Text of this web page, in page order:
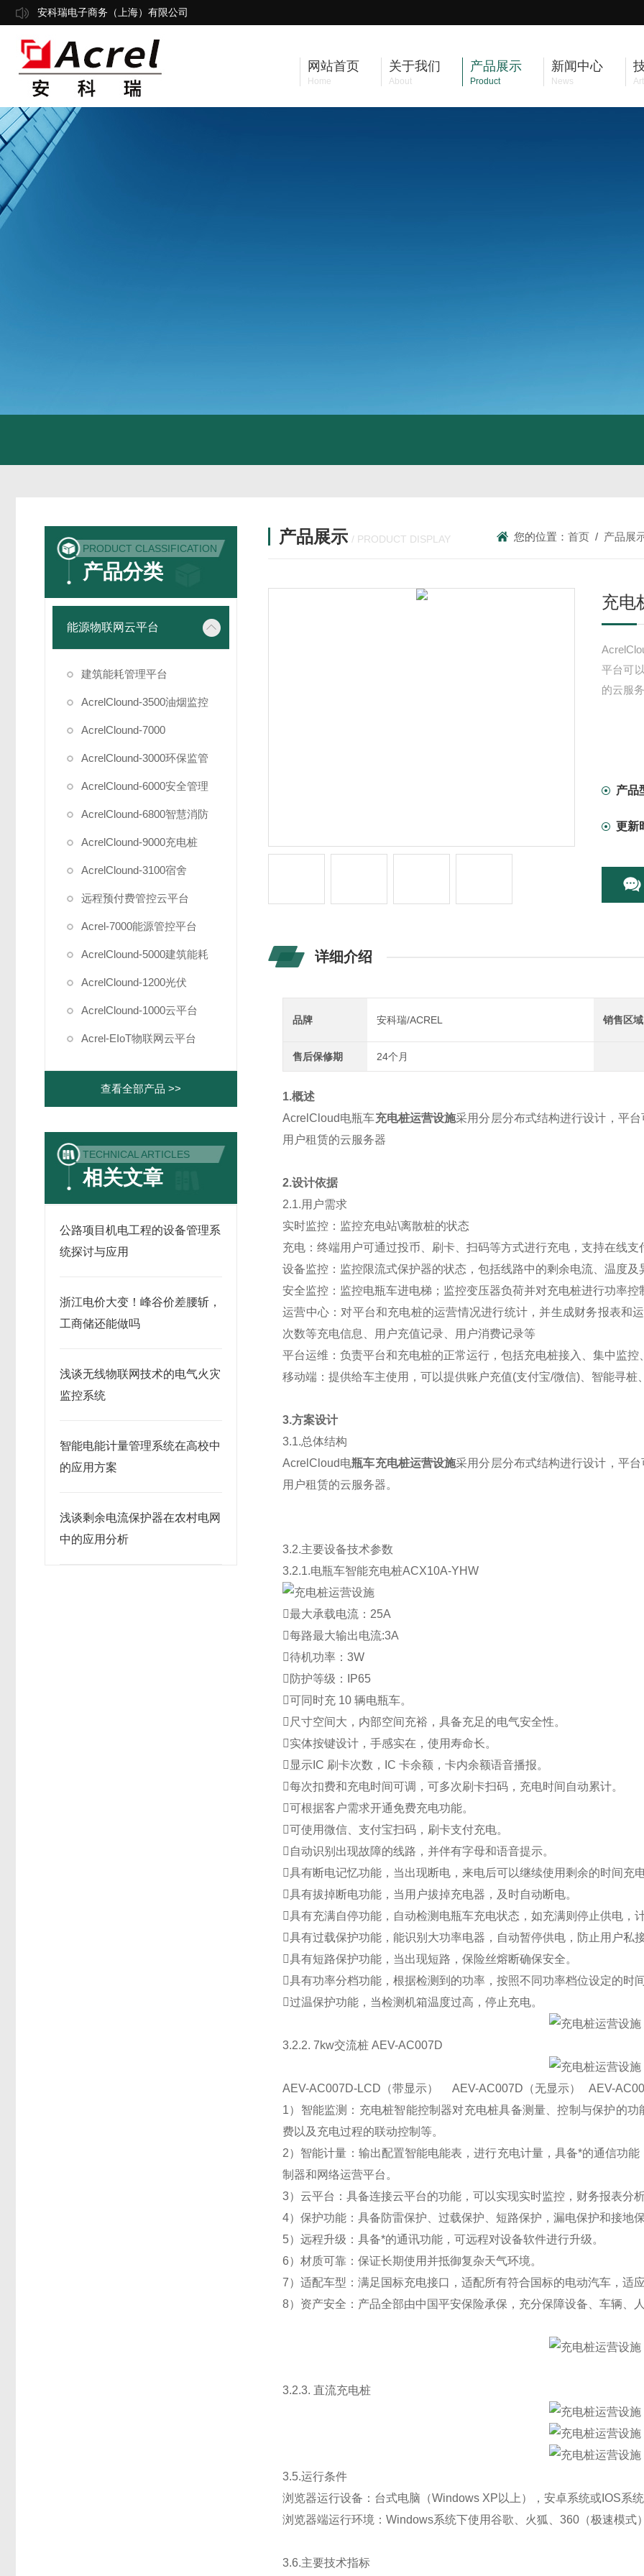
安科瑞电子商务（上海）有限公司
网站首页
Home
关于我们
About
产品展示
Product
新闻中心
News
PRODUCT CLASSIFICATION
产品分类
能源物联网云平台
建筑能耗管理平台
AcrelClound-3500油烟监控
AcrelClound-7000
AcrelClound-3000环保监管
AcrelClound-6000安全管理
AcrelClound-6800智慧消防
AcrelClound-9000充电桩
AcrelClound-3100宿舍
远程预付费管控云平台
Acrel-7000能源管控平台
AcrelClound-5000建筑能耗
AcrelClound-1200光伏
AcrelClound-1000云平台
Acrel-EIoT物联网云平台
查看全部产品 >>
TECHNICAL ARTICLES
相关文章
公路项目机电工程的设备管理系
统探讨与应用
浙江电价大变！峰谷价差腰斩，
工商储还能做吗
浅谈无线物联网技术的电气火灾
监控系统
智能电能计量管理系统在高校中
的应用方案
浅谈剩余电流保护器在农村电网
中的应用分析
产品展示 / PRODUCT DISPLAY 您的位置：首页 / 产品展
充电
平台可
的云服
产品
更新
详细介绍
品牌 安科瑞/ACREL 销售区域
售后保修期 24个月
1.概述
AcrelCloud电瓶车充电桩运营设施采用分层分布式结构进行设计，平
用户租赁的云服务器
2.设计依据
2.1.用户需求
实时监控：监控充电站\离散桩的状态
充电：终端用户可通过投币、刷卡、扫码等方式进行充电，支持在线支
设备监控：监控限流式保护器的状态，包括线路中的剩余电流、温度及
安全监控：监控电瓶车进电梯；监控变压器负荷并对充电桩进行功率控
运营中心：对平台和充电桩的运营情况进行统计，并生成财务报表和
次数等充电信息、用户充值记录、用户消费记录等
平台运维：负责平台和充电桩的正常运行，包括充电桩接入、集中监
移动端：提供给车主使用，可以提供账户充值(支付宝/微信)、智能寻桩
3.方案设计
3.1.总体结构
AcrelCloud电瓶车充电桩运营设施采用分层分布式结构进行设计，平
用户租赁的云服务器。
3.2.主要设备技术参数
3.2.1.电瓶车智能充电桩ACX10A-YHW
最大承载电流：25A
每路最大输出电流:3A
待机功率：3W
防护等级：IP65
可同时充 10 辆电瓶车。
尺寸空间大，内部空间充裕，具备充足的电气安全性。
实体按键设计，手感实在，使用寿命长。
显示IC 刷卡次数，IC 卡余额，卡内余额语音播报。
每次扣费和充电时间可调，可多次刷卡扫码，充电时间自动累计。
可根据客户需求开通免费充电功能。
可使用微信、支付宝扫码，刷卡支付充电。
自动识别出现故障的线路，并伴有字母和语音提示。
具有断电记忆功能，当出现断电，来电后可以继续使用剩余的时间充电
具有拔掉断电功能，当用户拔掉充电器，及时自动断电。
具有充满自停功能，自动检测电瓶车充电状态，如充满则停止供电，
具有过载保护功能，能识别大功率电器，自动暂停供电，防止用户私
具有短路保护功能，当出现短路，保险丝熔断确保安全。
具有功率分档功能，根据检测到的功率，按照不同功率档位设定的时
过温保护功能，当检测机箱温度过高，停止充电。
3.2.2. 7kw交流桩 AEV-AC007D
AEV-AC007D-LCD（带显示） AEV-AC007D（无显示） AEV-
1）智能监测：充电桩智能控制器对充电桩具备测量、控制与保护的
费以及充电过程的联动控制等。
2）智能计量：输出配置智能电能表，进行充电计量，具备*的通信功
制器和网络运营平台。
3）云平台：具备连接云平台的功能，可以实现实时监控，财务报表分析
4）保护功能：具备防雷保护、过载保护、短路保护，漏电保护和接地保
5）远程升级：具备*的通讯功能，可远程对设备软件进行升级。
6）材质可靠：保证长期使用并抵御复杂天气环境。
7）适配车型：满足国标充电接口，适配所有符合国标的电动汽车，适
8）资产安全：产品全部由中国平安保险承保，充分保障设备、车辆、人
3.2.3. 直流充电桩
3.5.运行条件
浏览器运行设备：台式电脑（Windows XP以上），安卓系统或IOS系
浏览器端运行环境：Windows系统下使用谷歌、火狐、360（极速模式
3.6.主要技术指标